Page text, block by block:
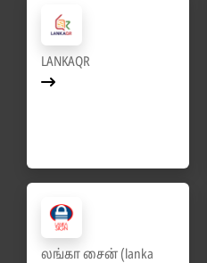
LANKAQR
லங்கா சைன் (lanka